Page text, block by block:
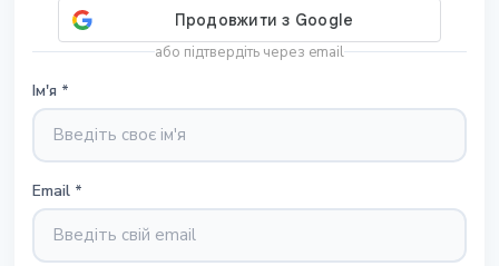
або підтвердіть через email
Ім'я *
Email *